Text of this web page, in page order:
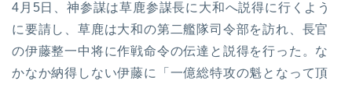
4月5日、神参謀は草鹿参謀長に大和へ説得に行くよう
に要請し、草鹿は大和の第二艦隊司令部を訪れ、長官
の伊藤整一中将に作戦命令の伝達と説得を行った。な
かなか納得しない伊藤に「一億総特攻の魁となって頂